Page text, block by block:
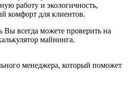
работу и экологичность,
комфорт для клиентов.
Вы всегда можете проверить на
майнинга.
менеджера, который поможет